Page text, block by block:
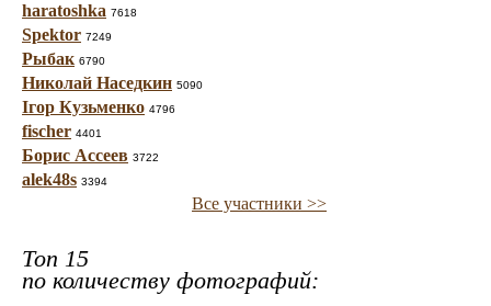
haratoshka 7618
Spektor 7249
Рыбак 6790
Николай Наседкин 5090
Ігор Кузьменко 4796
fischer 4401
Борис Ассеев 3722
alek48s 3394
Все участники >>
Топ 15
по количеству фотографий: